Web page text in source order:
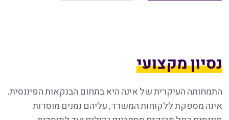
נסיון מקצועי
התמחותה העיקרית של אינה היא בתחום הבנקאות הפיננסית.
אינה מספקת ללקוחות המשרד, עליהם נמנים מוסדות